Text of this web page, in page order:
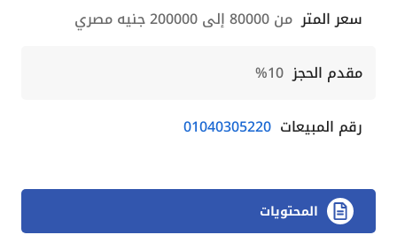
سعر المتر من 80000 إلى 200000 جنيه مصري
مقدم الحجز 10%
رقم المبيعات 01040305220
المحتويات